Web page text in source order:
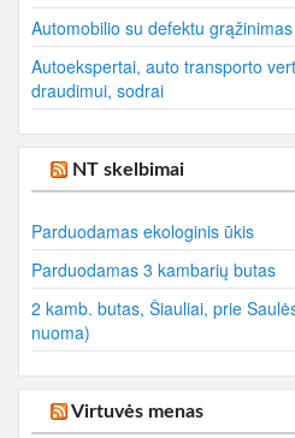
Automobilio su defektu
Autoekspertai, auto transporto
draudimui, sodrai
NT skelbimai
Parduodamas ekologinis ūkis
Parduodamas 3 kambarių butas
2 kamb. butas, Šiauliai, prie
nuoma)
Virtuvės menas